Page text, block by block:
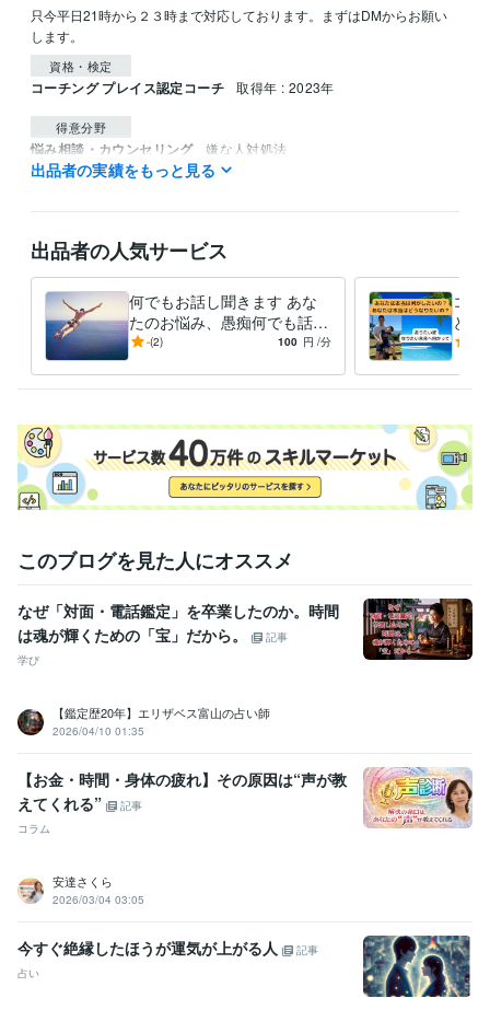
只今平日21時から２３時まで対応しております。まずはDMからお願い
します。
資格・検定
コーチング プレイス認定コーチ 取得年 : 2023年
得意分野
悩み相談・カウンセリング 嫌な人対処法
仕事
健康
出品者の実績をもっと見る
出品者の人気サービス
何でもお話し聞きます あな
たのお悩み、愚痴何でも話し
てください。
-(2) 100 円 /分
コー
とを
いの
このブログを見た人にオススメ
なぜ「対面・電話鑑定」を卒業したのか。時間
は魂が輝くための「宝」だから。
記事
学び
【鑑定歴20年】エリザベス富山の占い師
2026/04/10 01:35
【お金・時間・身体の疲れ】その原因は“声が教
えてくれる”
記事
コラム
安達さくら
2026/03/04 03:05
今すぐ絶縁したほうが運気が上がる人
記事
占い